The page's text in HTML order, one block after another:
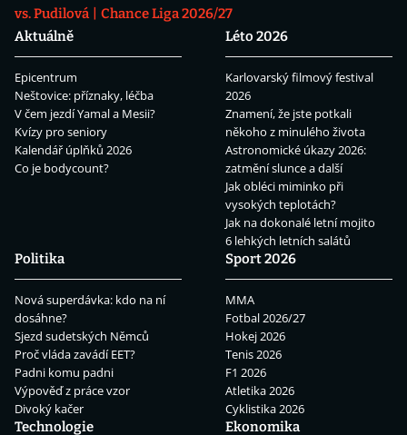
vs. Pudilová
Chance Liga 2026/27
Aktuálně
Epicentrum
Neštovice: příznaky, léčba
V čem jezdí Yamal a Mesii?
Kvízy pro seniory
Kalendář úplňků 2026
Co je bodycount?
Léto 2026
Karlovarský filmový festival
2026
Znamení, že jste potkali
někoho z minulého života
Astronomické úkazy 2026:
zatmění slunce a další
Jak obléci miminko při
vysokých teplotách?
Jak na dokonalé letní mojito
6 lehkých letních salátů
Politika
Nová superdávka: kdo na ní
dosáhne?
Sjezd sudetských Němců
Proč vláda zavádí EET?
Padni komu padni
Výpověď z práce vzor
Divoký kačer
Sport 2026
MMA
Fotbal 2026/27
Hokej 2026
Tenis 2026
F1 2026
Atletika 2026
Cyklistika 2026
Technologie
Ekonomika